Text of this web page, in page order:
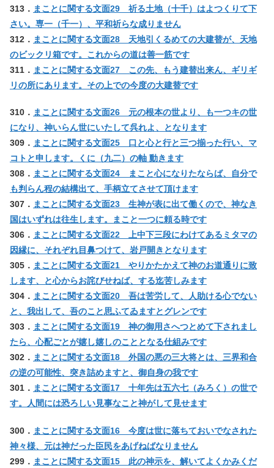
313． まことに関する文面29 祈る土地（十千）はよつくりて下
さい。専一（千一）、平和祈らな成りません
312． まことに関する文面28 天地引くるめての大建替が、天地
のビックリ箱です。これからの道は善一筋です
311． まことに関する文面27 この先、もう建替出来ん、ギリギ
リの所にあります。その上での今度の大建替です
310． まことに関する文面26 元の根本の世より、も一つキの世
になり、神いらん世にいたして呉れよ、となります
309． まことに関する文面25 口と心と行と三つ揃った行い、マ
コトと申します。くに（九二）の軸 動きます
308． まことに関する文面24 まこと心になりたならば、自分で
も判らん程の結構出て、手柄立てさせて頂けます
307． まことに関する文面23 生神が表に出て働くので、神なき
国はいずれは往生します。まこと一つに頼る時です
306． まことに関する文面22 上中下三段にわけてあるミタマの
因縁に、それぞれ目鼻つけて、岩戸開きとなります
305． まことに関する文面21 やりかたかえて神のお道通りに致
します、と心からお詫びせねば、する迄苦しみます
304． まことに関する文面20 吾は苦労して、人助ける心でない
と、我出して、吾のこと思ふてゐますとグレンです
303． まことに関する文面19 神の御用さへつとめて下されまし
たら、心配ごとが嬉し嬉しのこととなる仕組みです
302． まことに関する文面18 外国の悪の三大将とは、三界和合
の逆の可能性、突き詰めますと、御自身の我です
301． まことに関する文面17 十年先は五六七（みろく）の世で
す。人間には恐ろしい見事なこと神がして見せます
300． まことに関する文面16 今度は世に落ちておいでなされた
神々様、元は神だった臣民をあげねばなりません
299． まことに関する文面15 此の神示を、解いてよくかみくだ